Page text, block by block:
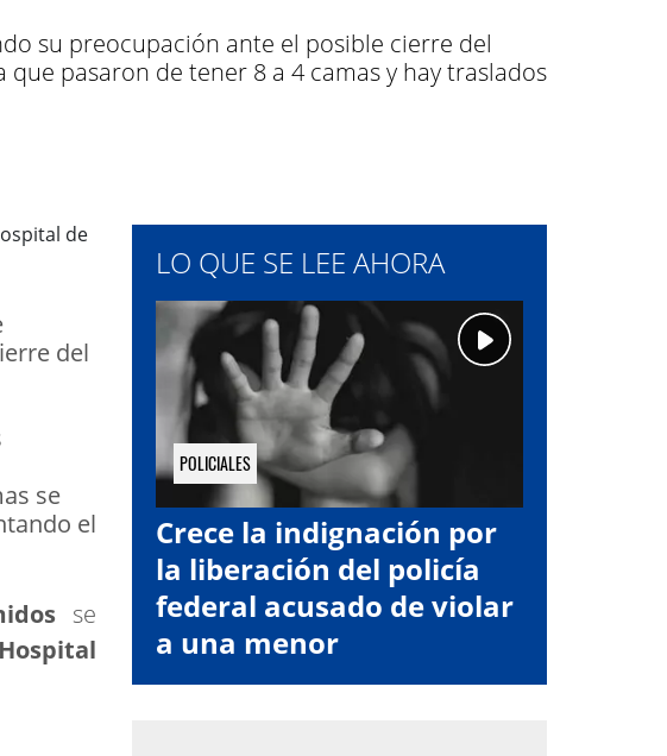
su preocupación ante el posible cierre del
pasaron de tener 8 a 4 camas y hay traslados
del
se
el
se
Hospital
LO QUE SE LEE AHORA
POLICIALES
Crece la indignación por
la liberación del policía
federal acusado de violar
a una menor